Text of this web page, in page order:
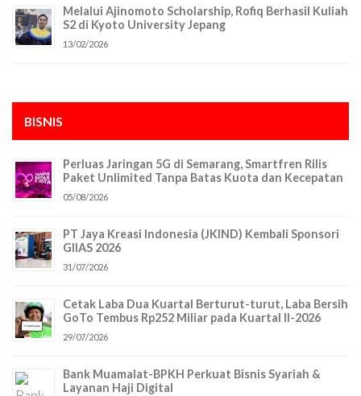
Melalui Ajinomoto Scholarship, Rofiq Berhasil Kuliah
S2 di Kyoto University Jepang
13/02/2026
BISNIS
Perluas Jaringan 5G di Semarang, Smartfren Rilis
Paket Unlimited Tanpa Batas Kuota dan Kecepatan
05/08/2026
PT Jaya Kreasi Indonesia (JKIND) Kembali Sponsori
GIIAS 2026
31/07/2026
Cetak Laba Dua Kuartal Berturut-turut, Laba Bersih
GoTo Tembus Rp252 Miliar pada Kuartal II-2026
29/07/2026
Bank Muamalat-BPKH Perkuat Bisnis Syariah &
Layanan Haji Digital